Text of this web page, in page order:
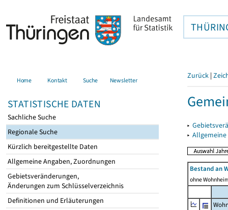
Home Kontakt Suche Newsletter
STATISTISCHE DATEN
Sachliche Suche
Regionale Suche
Kürzlich bereitgestellte Daten
Allgemeine Angaben, Zuordnungen
Gebietsveränderungen,
Änderungen zum Schlüsselverzeichnis
Definitionen und Erläuterungen
Zurück |
▸
▸
Bestand an
ohne